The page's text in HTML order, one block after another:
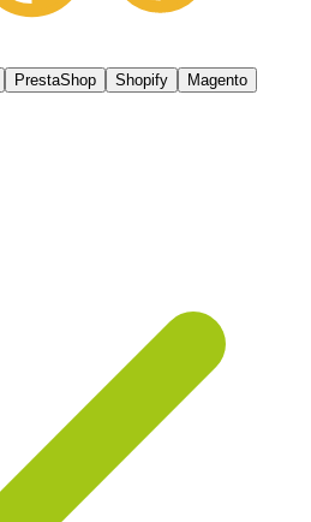
PrestaShop Shopify Magento